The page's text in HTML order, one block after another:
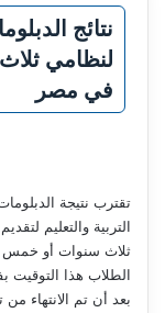
لنظامي
في مصر
التربية والتعليم
ثلاث سنوات أو خمس
الطلاب هذا التوقيت
بعد أن تم الانتهاء